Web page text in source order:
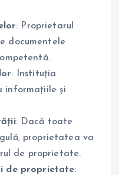
: Proprietarul
documentele
: Instituția
informațiile și
: Dacă toate
proprietatea va
de proprietate.
de proprietate: